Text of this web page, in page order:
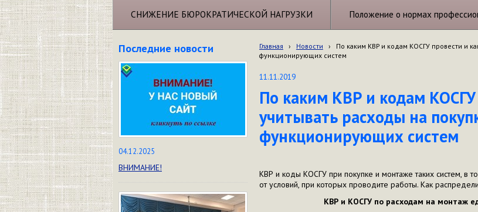
СНИЖЕНИЕ БЮРОКРАТИЧЕСКОЙ НАГРУЗКИ Положение о нормах
Последние новости
04.12.2025
ВНИМАНИЕ!
Главная › Новости ›
По каким КВР и кодам КОСГУ провести и
функционирующих систем
11.11.2019
По каким КВР и кодам КОСГУ
учитывать расходы на
функционирующих систем
КВР и коды КОСГУ при покупке и монтаже таких систем, в
от условий, при которых проводите работы. Как
КВР и КОСГУ по расходам на монтаж